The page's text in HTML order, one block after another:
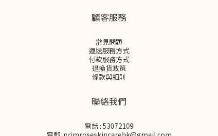
顧客服務
常見問題
運送服務方式
付款服務方式
退換貨政策
條款與細則
聯絡我們
電話 : 53072109